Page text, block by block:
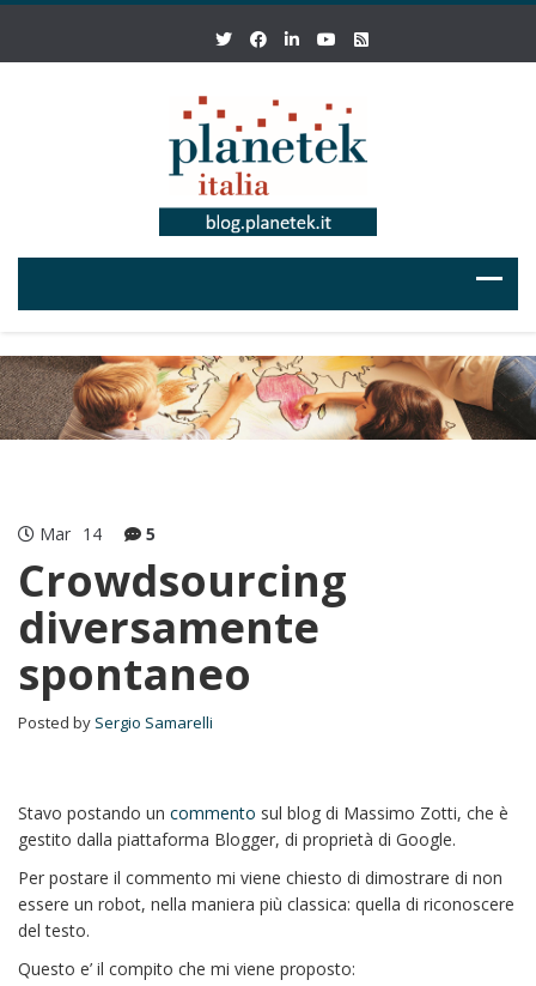
Mar 14 5
Crowdsourcing
diversamente
spontaneo
Posted by Sergio Samarelli
Stavo postando un commento sul blog di Massimo Zotti, che è
gestito dalla piattaforma Blogger, di proprietà di Google.
Per postare il commento mi viene chiesto di dimostrare di non
essere un robot, nella maniera più classica: quella di riconoscere
del testo.
Questo e’ il compito che mi viene proposto: